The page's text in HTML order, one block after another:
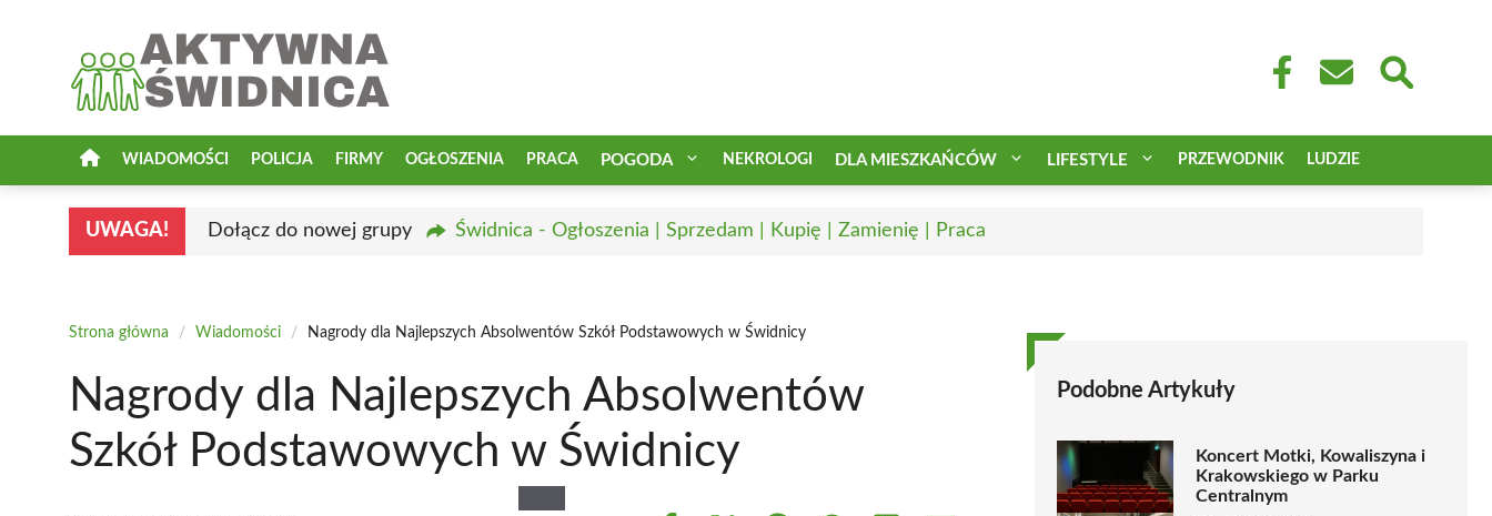
WIADOMOŚCI POLICJA FIRMY OGŁOSZENIA PRACA POGODA NEKROLOGI DLA MIESZKAŃCÓW LIFESTYLE PRZEWODNIK LUDZIE
UWAGA! Dołącz do nowej grupy Świdnica - Ogłoszenia | Sprzedam | Kupię | Zamienię | Praca
Strona główna / Wiadomości / Nagrody dla Najlepszych Absolwentów Szkół Podstawowych w Świdnicy
Nagrody dla Najlepszych Absolwentów
Szkół Podstawowych w Świdnicy
Podobne Artykuły
Koncert Motki, Kowaliszyna i
Krakowskiego w Parku
Centralnym